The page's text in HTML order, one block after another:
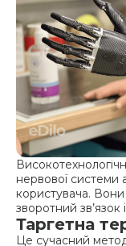
нервової системи
користувача.
зворотний зв’язок
Таргетна
Це сучасний